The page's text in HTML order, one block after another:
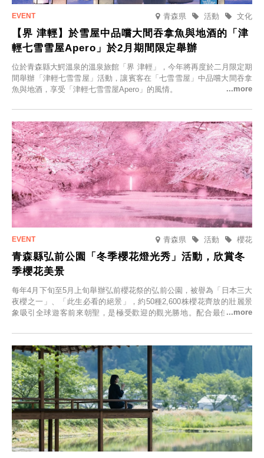
青森県 文化
活動
【界 津輕】於雪屋中品嚐大間吞拿魚與地酒的「津
輕七雪雪屋Apero」於2月期間限定舉辦
位於青森縣大鰐溫泉的溫泉旅館「界 津輕」，今年將再度於二月限定期
間舉辦「津輕七雪雪屋」活動，讓賓客在「七雪雪屋」中品嚐大間吞拿
魚與地酒，享受「津輕七雪雪屋Apero」的風情。
青森県 櫻花
活動
青森縣弘前公園「冬季櫻花燈光秀」活動，欣賞冬
季櫻花美景
每年4月下旬至5月上旬舉辦弘前櫻花祭的弘前公園，被譽為「日本三大
夜櫻之一」、「此生必看的絕景」，約50種2,600株櫻花齊放的壯麗景
象吸引全球遊客前來朝聖，是極受歡迎的觀光勝地。配合最佳觀雪時
「冬季櫻花燈光秀」。